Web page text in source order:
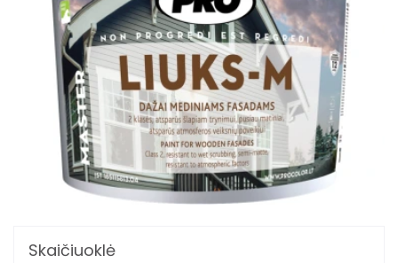
Skaičiuoklė